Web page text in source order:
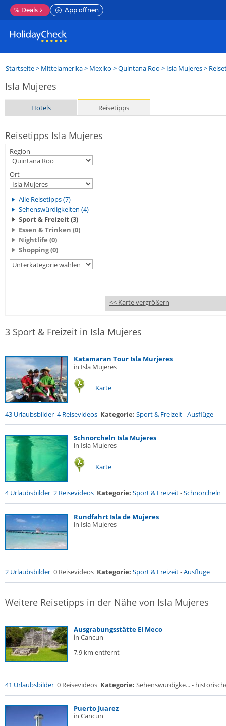
% Deals App öffnen
Startseite> Mittelamerika> Mexiko >Quintana Roo > Isla Mujeres>
Isla Mujeres
Hotels Reisetipps
Reisetipps Isla Mujeres
Region
Ort
Alle Reisetipps (7)
Sehenswürdigkeiten (4)
Sport & Freizeit (3)
Essen & Trinken (0)
Nightlife (0)
Shopping (0)
<< Karte vergrößern
3 Sport & Freizeit in Isla Mujeres
Katamaran Tour Isla Murjeres
in Isla Mujeres
Karte
43 Urlaubsbilder 4 Reisevideos Kategorie: Sport & Freizeit-Ausflüge
Schnorcheln Isla Mujeres
in Isla Mujeres
Karte
4 Urlaubsbilder 2 Reisevideos Kategorie: Sport & Freizeit-Schnorcheln
Rundfahrt Isla de Mujeres
in Isla Mujeres
2 Urlaubsbilder 0 Reisevideos Kategorie: Sport & Freizeit-Ausflüge
Weitere Reisetipps in der Nähe von Isla Mujeres
Ausgrabungsstätte El Meco
in Cancun
7,9 km entfernt
41 Urlaubsbilder 0 Reisevideos Kategorie: Sehenswürdigke... -
Puerto Juarez
in Cancun